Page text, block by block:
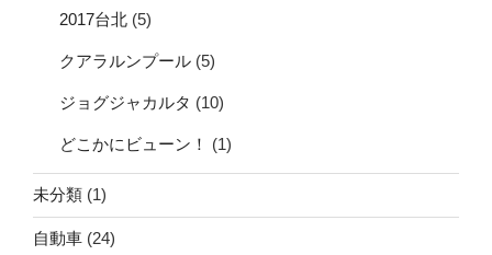
2017台北 (5)
クアラルンプール (5)
ジョグジャカルタ (10)
どこかにビューン！ (1)
未分類 (1)
自動車 (24)